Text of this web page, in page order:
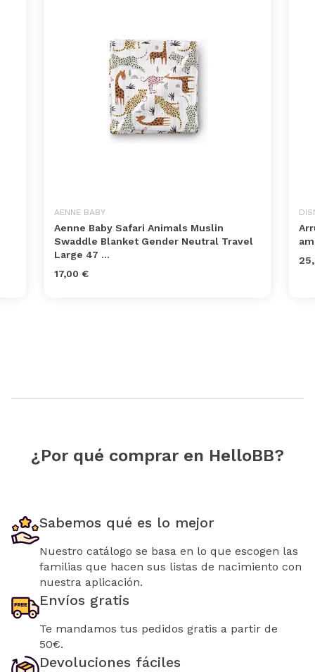
AENNE BABY
Aenne Baby Safari Animals Muslin
Swaddle Blanket Gender Neutral Travel
Large 47 ...
17,00 €
¿Por qué comprar en HelloBB?
Sabemos qué es lo mejor
Nuestro catálogo se basa en lo que escogen las
familias que hacen sus listas de nacimiento con
nuestra aplicación.
Envíos gratis
Te mandamos tus pedidos gratis a partir de
50€.
Devoluciones fáciles